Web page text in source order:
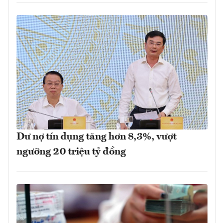
Dư nợ tín dụng tăng hơn 8,3%, vượt
ngưỡng 20 triệu tỷ đồng